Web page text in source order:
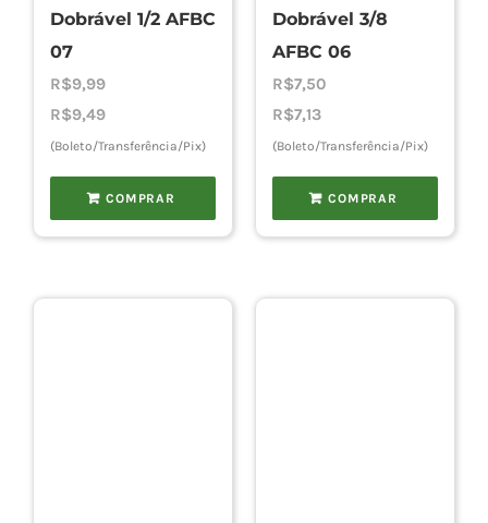
Dobrável 1/2 AFBC
07
R$9,99
R$9,49
(Boleto/Transferência/Pix)
COMPRAR
Dobrável 3/8
AFBC 06
R$7,50
R$7,13
(Boleto/Transferência/Pix)
COMPRAR